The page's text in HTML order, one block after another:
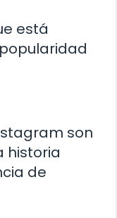
está
son
historia
de